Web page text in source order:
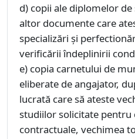
d) copii ale diplomelor
altor documente care
specializări și
verificării îndeplinirii
e) copia carnetului de
eliberate de angajator,
lucrată care să ateste
studiilor solicitate pentru
contractuale, vechimea